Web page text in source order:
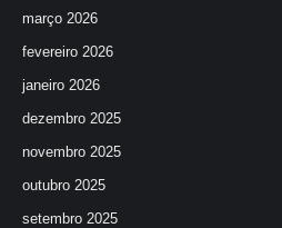
março 2026
fevereiro 2026
janeiro 2026
dezembro 2025
novembro 2025
outubro 2025
setembro 2025